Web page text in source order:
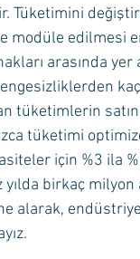
Tüketimini
modüle edilmesi
arasında yer
tüketimlerin satın
tüketimi
için %3 ila
birkaç
alarak,